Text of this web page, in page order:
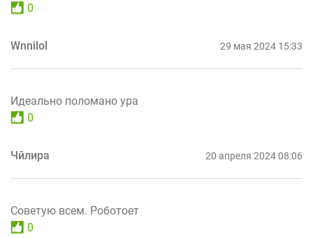
0
Wnnilol 29 мая 2024 15:33
Идеально поломано ура
0
Чйлира 20 апреля 2024 08:06
Советую всем. Роботоет
0